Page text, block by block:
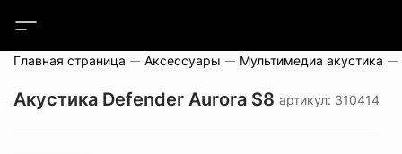
Главная страница Аксессуары Мультимедиа акустика
Акустика Defender Aurora S8 артикул: 310414